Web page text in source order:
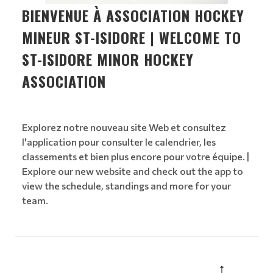
BIENVENUE À ASSOCIATION HOCKEY
MINEUR ST-ISIDORE | WELCOME TO
ST-ISIDORE MINOR HOCKEY
ASSOCIATION
Explorez notre nouveau site Web et consultez
l'application pour consulter le calendrier, les
classements et bien plus encore pour votre équipe. |
Explore our new website and check out the app to
view the schedule, standings and more for your
team.